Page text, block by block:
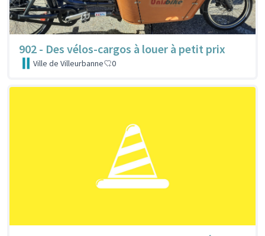
902 - Des vélos-cargos à louer à petit prix
Ville de Villeurbanne 0